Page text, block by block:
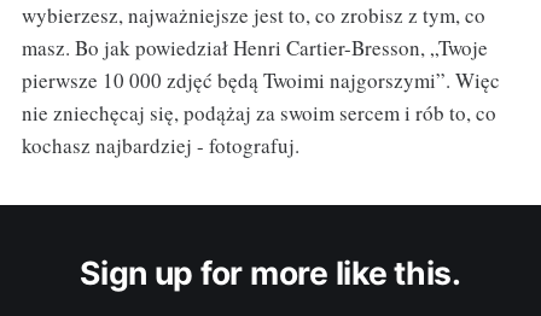
wybierzesz, najważniejsze jest to, co zrobisz z tym, co
masz. Bo jak powiedział Henri Cartier-Bresson, „Twoje
pierwsze 10 000 zdjęć będą Twoimi najgorszymi”. Więc
nie zniechęcaj się, podążaj za swoim sercem i rób to, co
kochasz najbardziej - fotografuj.
Sign up for more like this.